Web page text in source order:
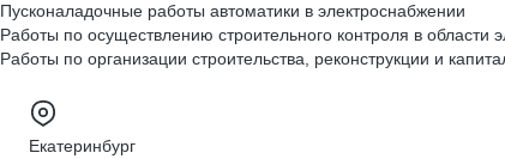
Пусконаладочные работы автоматики в электроснабжении
Работы по осуществлению строительного контроля в области
Работы по организации строительства, реконструкции и
Екатеринбург